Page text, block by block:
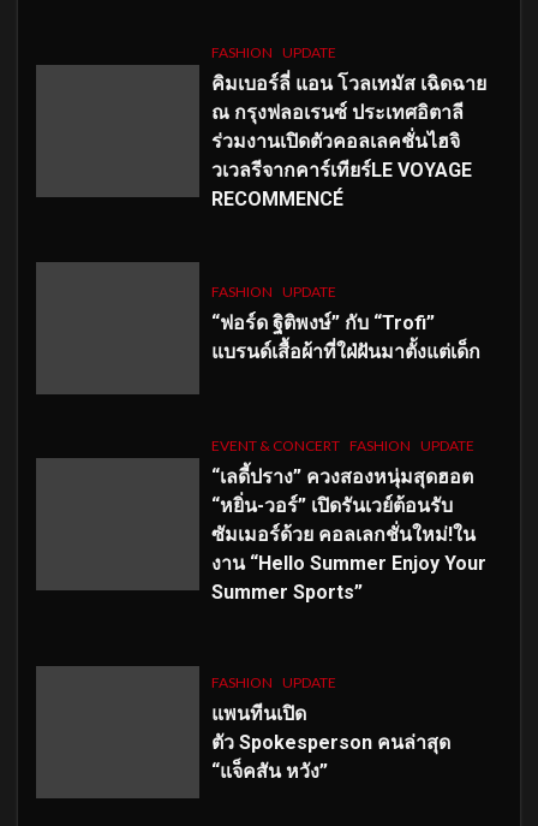
FASHION UPDATE
คิมเบอร์ลี่ แอน โวลเทมัส เฉิดฉาย
ณ กรุงฟลอเรนซ์ ประเทศอิตาลี
ร่วมงานเปิดตัวคอลเลคชั่นไฮจิ
วเวลรีจากคาร์เทียร์LE VOYAGE
RECOMMENCÉ
FASHION UPDATE
“ฟอร์ด ฐิติพงษ์” กับ “Trofi”
แบรนด์เสื้อผ้าที่ใฝ่ฝันมาตั้งแต่เด็ก
EVENT & CONCERT FASHION UPDATE
“เลดี้ปราง” ควงสองหนุ่มสุดฮอต
“หยิ่น-วอร์” เปิดรันเวย์ต้อนรับ
ซัมเมอร์ด้วย คอลเลกชั่นใหม่!ใน
งาน “Hello Summer Enjoy Your
Summer Sports”
FASHION UPDATE
แพนทีนเปิด
ตัว Spokesperson คนล่าสุด
“แจ็คสัน หวัง”